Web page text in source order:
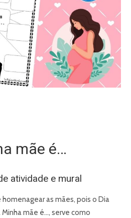
mãe é…
atividade e mural
as mães, pois o Dia
mãe é…, serve como